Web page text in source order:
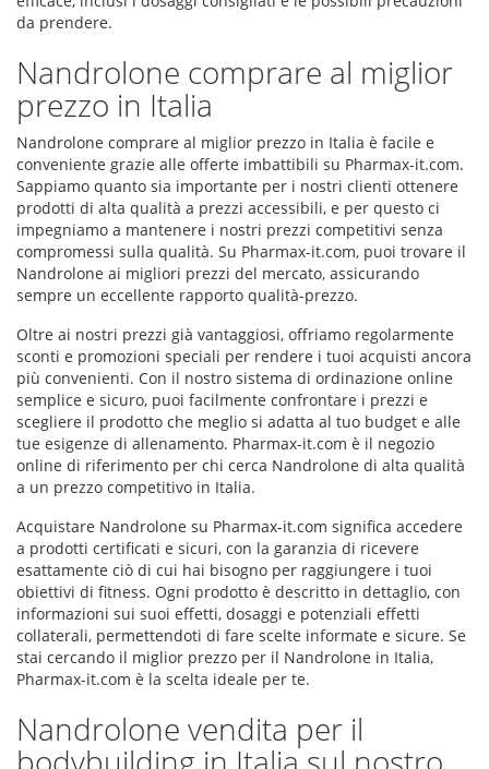
da prendere.
Nandrolone comprare al miglior
prezzo in Italia
Nandrolone comprare al miglior prezzo in Italia è facile e
conveniente grazie alle offerte imbattibili su Pharmax-it.com.
Sappiamo quanto sia importante per i nostri clienti ottenere
prodotti di alta qualità a prezzi accessibili, e per questo ci
impegniamo a mantenere i nostri prezzi competitivi senza
compromessi sulla qualità. Su Pharmax-it.com, puoi trovare il
Nandrolone ai migliori prezzi del mercato, assicurando
sempre un eccellente rapporto qualità-prezzo.
Oltre ai nostri prezzi già vantaggiosi, offriamo regolarmente
sconti e promozioni speciali per rendere i tuoi acquisti ancora
più convenienti. Con il nostro sistema di ordinazione online
semplice e sicuro, puoi facilmente confrontare i prezzi e
scegliere il prodotto che meglio si adatta al tuo budget e alle
tue esigenze di allenamento. Pharmax-it.com è il negozio
online di riferimento per chi cerca Nandrolone di alta qualità
a un prezzo competitivo in Italia.
Acquistare Nandrolone su Pharmax-it.com significa accedere
a prodotti certificati e sicuri, con la garanzia di ricevere
esattamente ciò di cui hai bisogno per raggiungere i tuoi
obiettivi di fitness. Ogni prodotto è descritto in dettaglio, con
informazioni sui suoi effetti, dosaggi e potenziali effetti
collaterali, permettendoti di fare scelte informate e sicure. Se
stai cercando il miglior prezzo per il Nandrolone in Italia,
Pharmax-it.com è la scelta ideale per te.
Nandrolone vendita per il